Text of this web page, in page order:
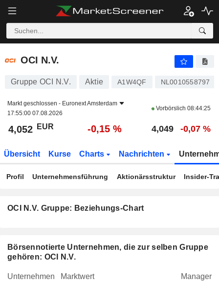
OCI N.V.
OCI N.V.
Gruppe OCI N.V. Aktie A1W4QF NL0010558797
Markt geschlossen - Euronext Amsterdam
17:55:00 07.08.2026
Vorbörslich 08:44:25
4,052 EUR -0,15 % 4,049 -0,07 %
Übersicht Kurse Charts Nachrichten
Profil Unternehmensführung Aktionärsstruktur Insider-
OCI N.V. Gruppe: Beziehungs-Chart
Börsennotierte Unternehmen, die zur selben Gruppe
gehören: OCI N.V.
Unternehmen Marktwert
Manager